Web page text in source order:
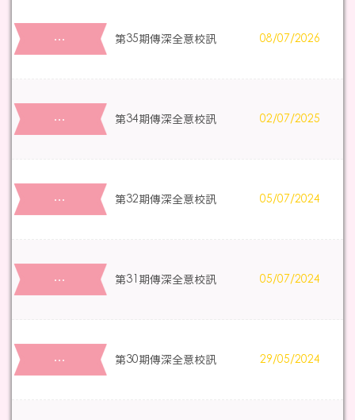
… 第35期傳深全意校訊 08/07/2026
… 第34期傳深全意校訊 02/07/2025
… 第32期傳深全意校訊 05/07/2024
… 第31期傳深全意校訊 05/07/2024
… 第30期傳深全意校訊 29/05/2024